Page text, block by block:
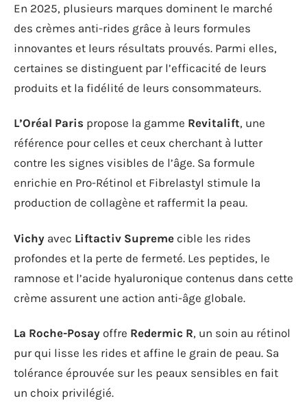
En 2025, plusieurs marques dominent le marché
des crèmes anti-rides grâce à leurs formules
innovantes et leurs résultats prouvés. Parmi elles,
certaines se distinguent par l’efficacité de leurs
produits et la fidélité de leurs consommateurs.
L’Oréal Paris propose la gamme Revitalift, une
référence pour celles et ceux cherchant à lutter
contre les signes visibles de l’âge. Sa formule
enrichie en Pro-Rétinol et Fibrelastyl stimule la
production de collagène et raffermit la peau.
Vichy avec Liftactiv Supreme cible les rides
profondes et la perte de fermeté. Les peptides, le
ramnose et l’acide hyaluronique contenus dans cette
crème assurent une action anti-âge globale.
La Roche-Posay offre Redermic R, un soin au rétinol
pur qui lisse les rides et affine le grain de peau. Sa
tolérance éprouvée sur les peaux sensibles en fait
un choix privilégié.